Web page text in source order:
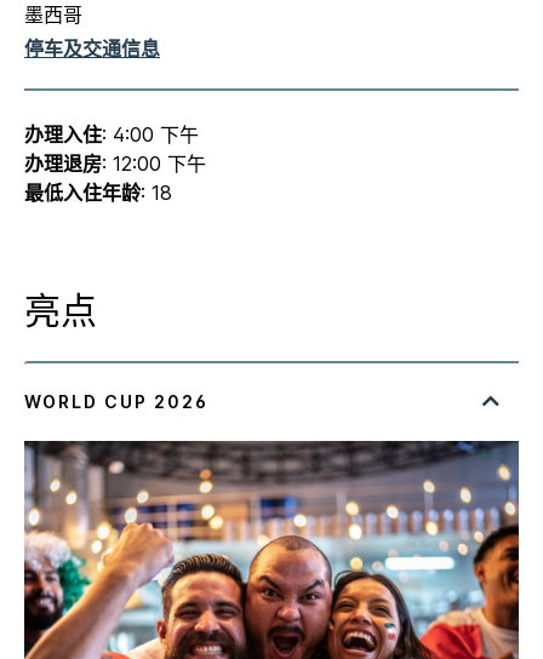
墨西哥
停车及交通信息
办理入住: 4:00 下午
办理退房: 12:00 下午
最低入住年龄: 18
亮点